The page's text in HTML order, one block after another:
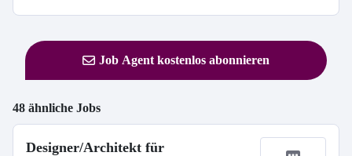
Job Agent kostenlos abonnieren
48 ähnliche Jobs
Designer/Architekt für